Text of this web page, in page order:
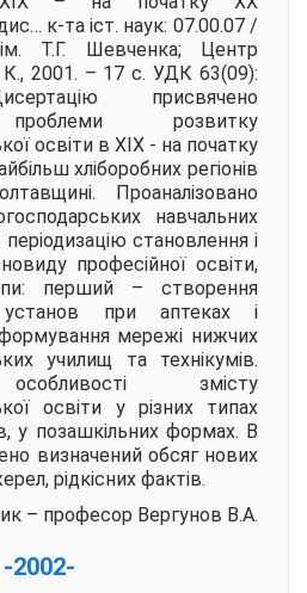
к-та іст. наук: 07.00.07 /
Т.Г. Шевченка; Центр
К., 2001. – 17 с. УДК 63(09):
присвячено
розвитку
освіти в ХІХ - на початку
хліборобних регіонів
Проаналізовано
навчальних
становлення і
професійної освіти,
перший – створення
установ при аптеках і
мережі нижчих
училищ та технікумів.
змісту
освіти у різних типах
у позашкільних формах. В
визначений обсяг нових
рідкісних фактів.
– професор Вергунов В.А.
-2002-